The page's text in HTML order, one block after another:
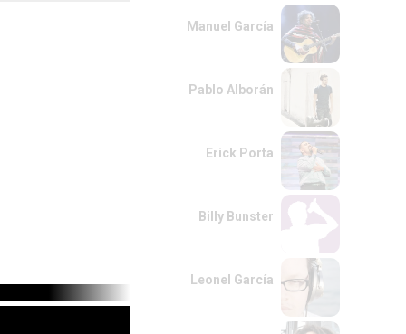
Manuel García
Pablo Alborán
Erick Porta
Billy Bunster
Leonel García